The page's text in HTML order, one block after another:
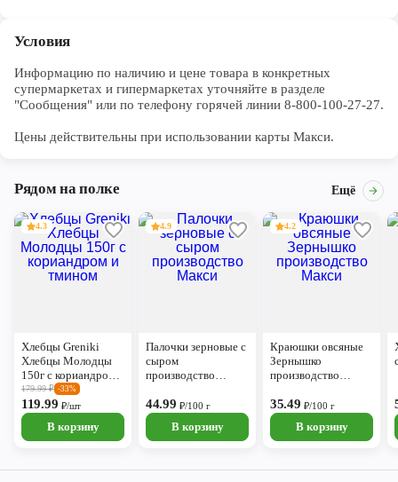
Условия
Информацию по наличию и цене товара в конкретных
супермаркетах и гипермаркетах уточняйте в разделе
"Сообщения" или по телефону горячей линии 8-800-100-27-27.
Цены действительны при использовании карты Макси.
Рядом на полке Ещё
4.3
Хлебцы Greniki
Хлебцы Молодцы
150г с кориандром и
тмином
179.99₽ -33%
119.99 ₽/шт
В корзину
4.9
Палочки зерновые с
сыром
производство
44.99₽/100 г
В корзину
4.2
Краюшки овсяные
Зернышко
производство
35.49₽/100 г
В корзину